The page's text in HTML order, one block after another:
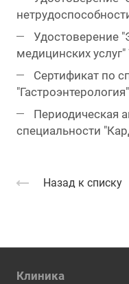
Удостоверение
медицинских услуг"
Сертификат по
"Гастроэнтерология"
Периодическая
специальности
Назад к списку
Клиника